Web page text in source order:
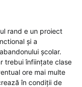
rand e un proiect
și a
școlar.
trebui înființate clase
ore mai multe
în condiții de